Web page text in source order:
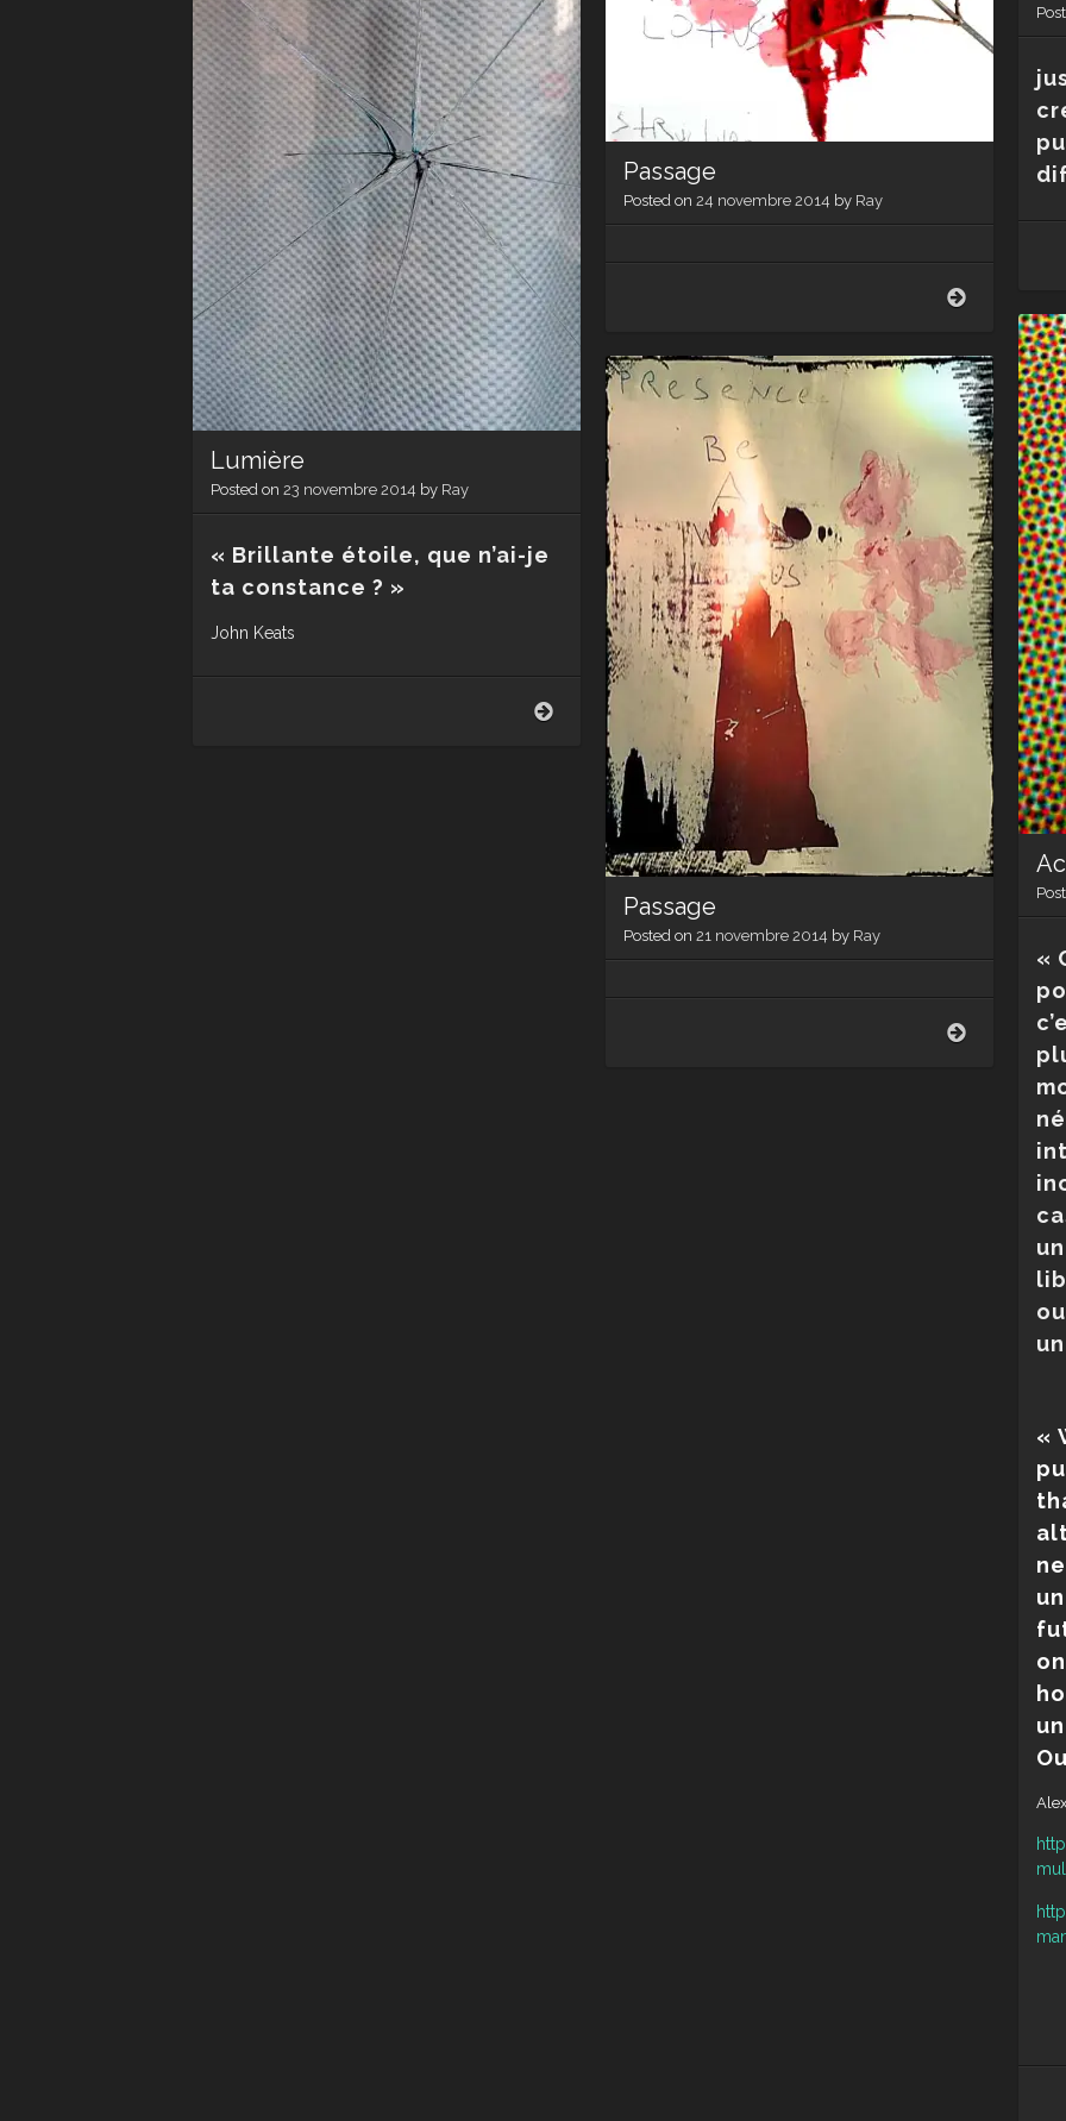
Passage
Posted on 24 novembre 2014 by Ray
Lumière
Posted on 23 novembre 2014 by Ray
« Brillante étoile, que n’ai-je
ta constance ? »
John Keats
Lumière
«
«
Passage
Posted on 21 novembre 2014 by Ray